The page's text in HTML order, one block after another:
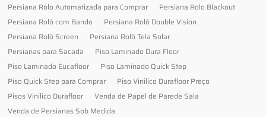
Persiana Rolo Automatizada para Comprar
Persiana Rolo Blackout
Persiana Rolô com Bando
Persiana Rolô Double Vision
Persiana Rolô Screen
Persiana Rolô Tela Solar
Persianas para Sacada
Piso Laminado Dura Floor
Piso Laminado Eucafloor
Piso Laminado Quick Step
Piso Quick Step para Comprar
Piso Vinilico Durafloor Preço
Pisos Vinilico Durafloor
Venda de Papel de Parede Sala
Venda de Persianas Sob Medida